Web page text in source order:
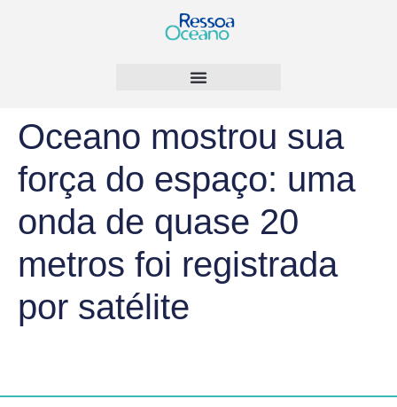
Oceano mostrou sua
força do espaço: uma
onda de quase 20
metros foi registrada
por satélite